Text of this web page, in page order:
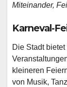
Miteinander,
Karneval-
Die Stadt
kleineren
von Musik,